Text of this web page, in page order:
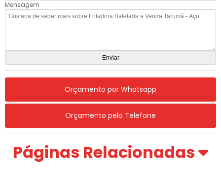
Mensagem
Orçamento por Whatsapp
Orçamento pelo Telefone
Páginas Relacionadas